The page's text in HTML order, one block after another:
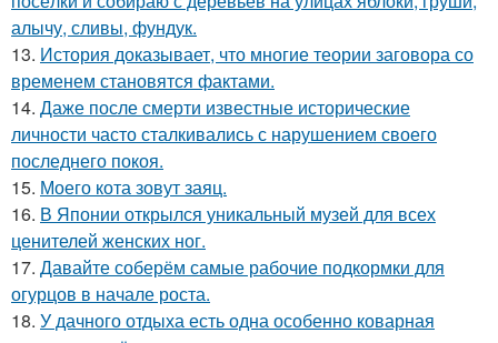
алычу, сливы, фундук.
13. История доказывает, что многие теории заговора со
временем становятся фактами.
14. Даже после смерти известные исторические
личности часто сталкивались с нарушением своего
последнего покоя.
15. Моего кота зовут заяц.
16. В Японии открылся уникальный музей для всех
ценителей женских ног.
17. Давайте соберём самые рабочие подкормки для
огурцов в начале роста.
18. У дачного отдыха есть одна особенно коварная